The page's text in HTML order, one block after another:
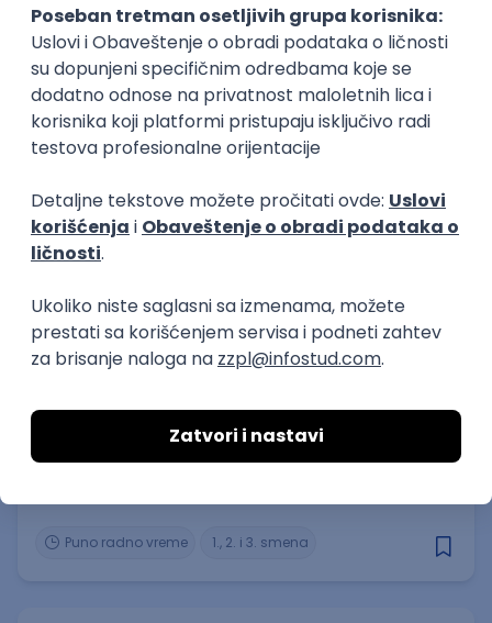
Izlagač robe (Pančevo)
Omladinska Zadruga DOB
Pančevo
19.08.2026
Puno radno vreme
neto: 68.500 RSD (mesečna plata)
Prvi posao
Rudnik olova i cinka Grot
1., 2. i 3. smena
Puno radno vreme